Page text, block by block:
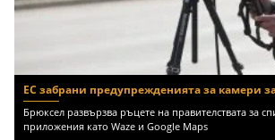
ЕС забрани предупрежденията за камери
Брюксел развързва ръцете на правителствата за
приложения като Waze и Google Maps